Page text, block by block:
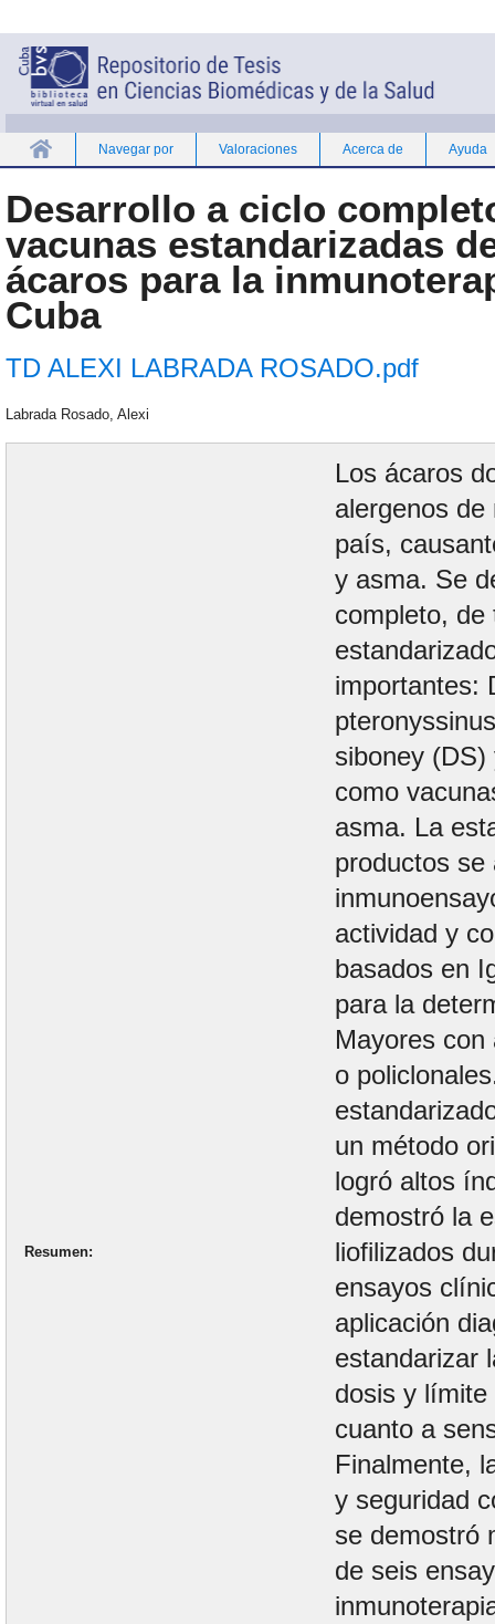
Navegar por Valoraciones Acerca de Ayuda
Desarrollo a ciclo
vacunas estandarizadas
ácaros para la
Cuba
TD ALEXI LABRADA ROSADO.pdf
Labrada Rosado, Alexi
Resumen
Los ácaros
alergenos
país,
y asma. Se
completo, de
importantes:
siboney
como
asma. La
productos se
actividad y
basados en
para la
Mayores con
o
un método
logró altos
demostró la
liofilizados
ensayos
aplicación
estandarizar
dosis y
cuanto a
Finalmente,
y seguridad
se demostró
de seis